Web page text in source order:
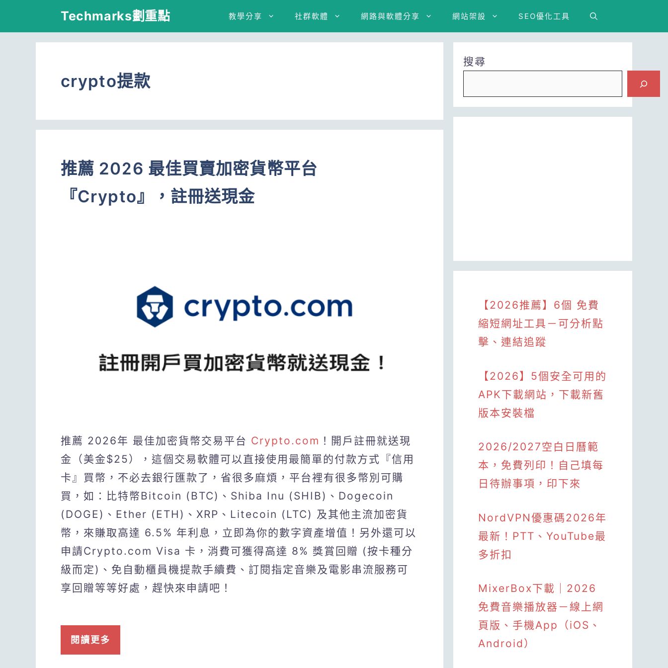
Techmarks劃重點 教學分享 社群軟體 網路與軟體分享 網站架設 SEO優化工具
crypto提款
推薦 2026 最佳買賣加密貨幣平台
『Crypto』，註冊送現金
推薦 2026年 最佳加密貨幣交易平台 Crypto.com ！開戶註冊就送現
金（美金$25），這個交易軟體可以直接使用最簡單的付款方式『信用
卡』買幣，不必去銀行匯款了，省很多麻煩，平台裡有很多幣別可購
買，如：比特幣Bitcoin (BTC)、Shiba Inu (SHIB)、Dogecoin
(DOGE)、Ether (ETH)、XRP、Litecoin (LTC) 及其他主流加密貨
幣，來賺取高達 6.5% 年利息，立即為你的數字資產增值！另外還可以
申請Crypto.com Visa 卡，消費可獲得高達 8% 獎賞回贈 (按卡種分
級而定)、免自動櫃員機提款手續費、訂閱指定音樂及電影串流服務可
享回贈等等好處，趕快來申請吧！
閱讀更多
搜尋
【2026推薦】6個 免費
縮短網址工具－可分析點
擊、連結追蹤
【2026】5個安全可用的
APK下載網站，下載新舊
版本安裝檔
2026/2027空白日曆範
本，免費列印！自己填每
日待辦事項，印下來
NordVPN優惠碼2026年
最新！PTT、YouTube最
多折扣
MixerBox下載｜2026
免費音樂播放器－線上網
頁版、手機App（iOS、
Android）